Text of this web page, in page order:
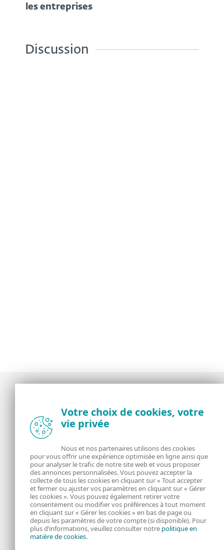
les entreprises
Discussion
Actualités, opinions et astuces de la
communauté de sécurité d’ESET
ESET
RSS Feed Gérer les cookies
Informations juridiques Nous rejoindre
Politique de
confidentialité
Votre choix de cookies, votre
vie privée
Nous et nos partenaires utilisons des cookies
pour vous offrir une expérience optimisée en ligne ainsi que
pour analyser le trafic de notre site web et vous proposer
des annonces personnalisées. Vous pouvez accepter la
collecte de tous les cookies en cliquant sur « Tout accepter
et fermer ou ajuster vos paramètres en cliquant sur « Gérer
les cookies ». Vous pouvez également retirer votre
consentement ou modifier vos préférences à tout moment
en cliquant sur « Gérer les cookies » en bas de page ou
depuis les paramètres de votre compte (si disponible). Pour
plus d’informations, veuillez consulter notre politique en
matière de cookies.